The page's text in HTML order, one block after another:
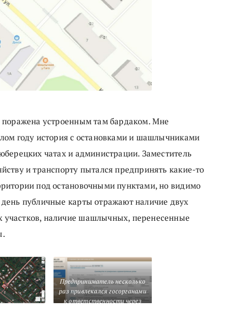
устроенным там бардаком. Мне
году история с остановками и шашлычниками
чатах и администрации. Заместитель
и транспорту пытался предпринять какие-то
под остановочными пунктами, но видимо
публичные карты отражают наличие двух
наличие шашлычных, перенесенные
Предприниматель несколько
раз привлекался госорганами
к ответственности через